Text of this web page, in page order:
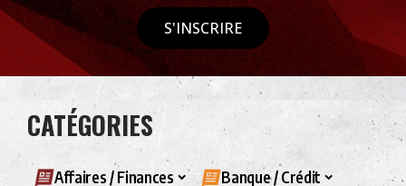
S'INSCRIRE
CATÉGORIES
Affaires / Finances Banque / Crédit